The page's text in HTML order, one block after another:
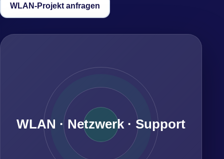
WLAN-Projekt anfragen
WLAN · Netzwerk · Support